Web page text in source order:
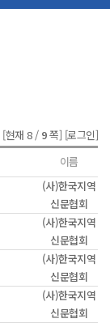
[현재 8 / 9쪽] [로그인]
이름
(사)한국지역
신문협회
(사)한국지역
신문협회
(사)한국지역
신문협회
(사)한국지역
신문협회